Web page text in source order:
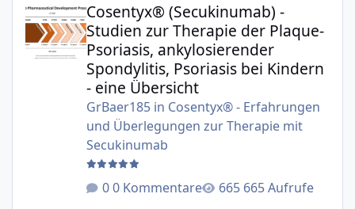
Cosentyx® (Secukinumab) -
Studien zur Therapie der Plaque-
Psoriasis, ankylosierender
Spondylitis, Psoriasis bei Kindern
- eine Übersicht
GrBaer185in Cosentyx® - Erfahrungen
und Überlegungen zur Therapie mit
Secukinumab
0 Kommentare
665 Aufrufe